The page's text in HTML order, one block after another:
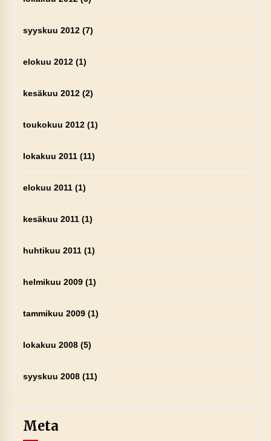
syyskuu 2012(7)
elokuu 2012(1)
kesäkuu 2012(2)
toukokuu 2012(1)
lokakuu 2011(11)
elokuu 2011(1)
kesäkuu 2011(1)
huhtikuu 2011(1)
helmikuu 2009(1)
tammikuu 2009(1)
lokakuu 2008(5)
syyskuu 2008(11)
Meta